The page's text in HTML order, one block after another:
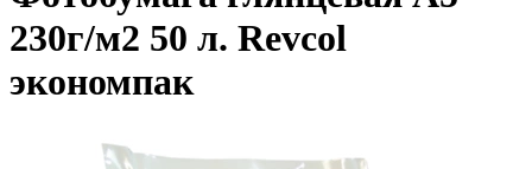
230г/м2 50 л. Revcol
экономпак